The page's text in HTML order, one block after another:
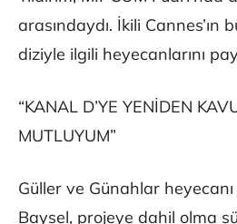
arasındaydı. İkili Cannes’ın
diziyle ilgili heyecanlarını
“KANAL D’YE YENİDEN
MUTLUYUM”
Güller ve Günahlar
Baysel, projeye dahil olma